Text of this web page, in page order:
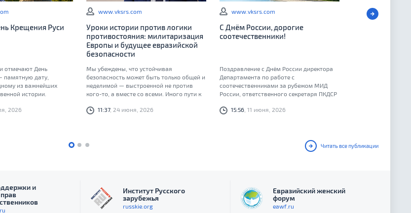
Крещения Руси
отмечают День
памятную дату,
из важнейших
истории.
2026
www.vksrs.com
Уроки истории против логики
противостояния: милитаризация
Европы и будущее евразийской
безопасности
Мы убеждены, что устойчивая
безопасность может быть только общей и
неделимой — выстроенной не против
кого-то, а вместе со всеми. Иного пути к
обязаны передать следующим
11:37, 24 июня, 2026
www.vksrs.com
С Днём России, дорогие
соотечественники!
Поздравление с Днём России директора
Департамента по работе с
соотечественниками за рубежом МИД
России, ответственного секретаря ПКДСР
15:56 , 11 июня, 2026
Читать все публикации
и
Институт Русского
зарубежья
russkie.org
Евразийский женский
форум
eawf.ru